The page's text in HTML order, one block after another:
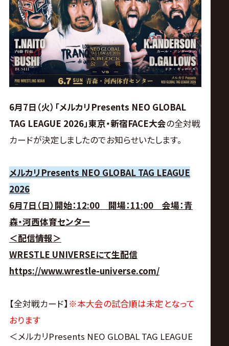
ス
リ
ン
グ・
ノ
ア
公
式
サ
イ
6月7日（火）「メルカリPresents NEO GLOBAL
TAG LEAGUE 2026」東京・新宿FACE大会の全対戦
カードが決定しましたのでお知らせいたします。
メルカリPresents NEO GLOBAL TAG LEAGUE
2026
6月7日（日）開始：12:00 開場：11:00 会場：青
森・河西体育センター
＜配信情報＞
WRESTLE UNIVERSEにて生配信
https://www.wrestle-universe.com/
【全対戦カード】 ※本大会の試合順は未定となって
おります
＜メルカリPresents NEO GLOBAL TAG LEAGUE